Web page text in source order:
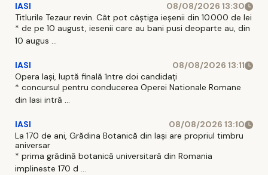
IASI
08/08/2026 13:30
Titlurile Tezaur revin. Cât pot câștiga ieșenii din 10.000 de lei
* de pe 10 august, iesenii care au bani pusi deoparte au, din
10 augus ...
IASI
08/08/2026 13:11
Opera Iași, luptă finală între doi candidați
* concursul pentru conducerea Operei Nationale Romane
din Iasi intră ...
IASI
08/08/2026 13:10
La 170 de ani, Grădina Botanică din Iași are propriul timbru
aniversar
* prima grădină botanică universitară din Romania
implineste 170 d ...